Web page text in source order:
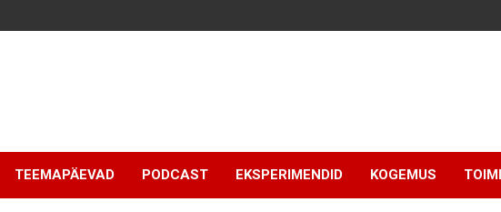
TEEMAPÄEVAD PODCAST EKSPERIMENDID KOGEMUS